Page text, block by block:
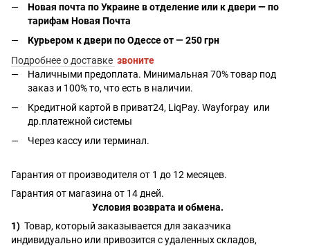
Новая почта по Украине в отделение или к двери — по
тарифам Новая Почта
Курьером к двери по Одессе от — 250 грн
Подробнее о доставке звоните
Наличными предоплата. Минимальная 70% товар под
заказ и 100% то, что есть в наличии.
Кредитной картой в приват24, LiqPay. Wayforpay или
др.платежной системы
Через кассу или терминал.
Гарантия от производителя от 1 до 12 месяцев.
Гарантия от магазина от 14 дней.
Условия возврата и обмена.
1) Товар, который заказывается для заказчика
индивидуально или привозится с удаленных складов,